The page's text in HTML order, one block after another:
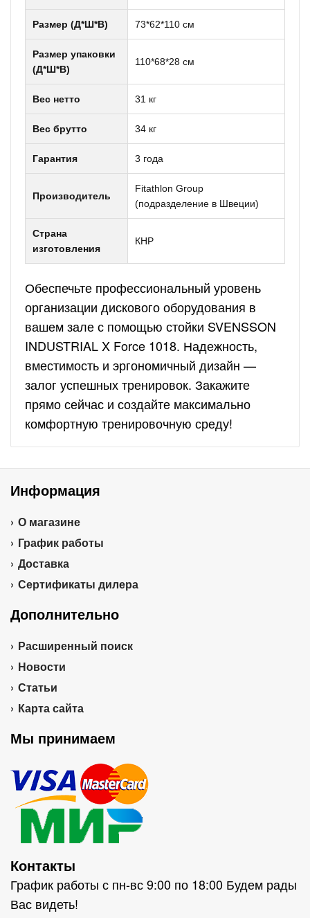
Размер (Д*Ш*В) 73*62*110 см
Размер упаковки
(Д*Ш*В)
110*68*28 см
Вес нетто 31 кг
Вес брутто 34 кг
Гарантия 3 года
Производитель
Fitathlon Group
(подразделение в Швеции)
Страна
изготовления
КНР
Обеспечьте профессиональный уровень
организации дискового оборудования в
вашем зале с помощью стойки SVENSSON
INDUSTRIAL X Force 1018. Надежность,
вместимость и эргономичный дизайн —
залог успешных тренировок. Закажите
прямо сейчас и создайте максимально
комфортную тренировочную среду!
Информация
О магазине
График работы
Доставка
Сертификаты дилера
Дополнительно
Расширенный поиск
Новости
Статьи
Карта сайта
Мы принимаем
Контакты
График работы с пн-вс 9:00 по 18:00 Будем рады
Вас видеть!